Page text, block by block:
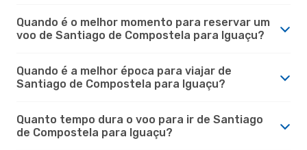
Quando é o melhor momento para reservar um
voo de Santiago de Compostela para Iguaçu?
Quando é a melhor época para viajar de
Santiago de Compostela para Iguaçu?
Quanto tempo dura o voo para ir de Santiago
de Compostela para Iguaçu?